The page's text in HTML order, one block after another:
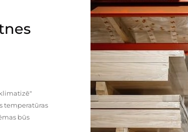
temperatūras
būs